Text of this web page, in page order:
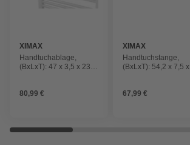
XIMAX
Handtuchablage,
(BxLxT): 47 x 3,5 x 23
80,99 €
XIMAX
Handtuchstange,
(BxLxT): 54,2 x 7,5 x
67,99 €